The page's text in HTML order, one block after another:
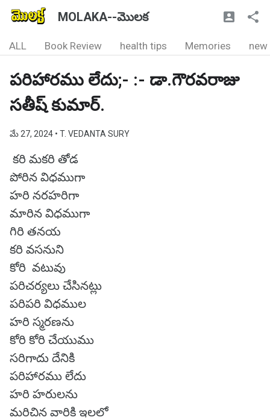
MOLAKA--మొలక
ALL Book Review health tips Memories new
పరిహారము లేదు;- :- డా.గౌరవరాజు
సతీష్ కుమార్.
మే 27, 2024 • T. VEDANTA SURY
కరి మకరి తోడ
పోరిన విధముగా
హరి నరహరిగా
మారిన విధముగా
గిరి తనయ
కరి వసనుని
కోరి వటువు
పరిచర్యలు చేసినట్లు
పరిపరి విధముల
హరి స్మరణను
కోరి కోరి చేయుము
సరిగాదు దేనికి
పరిహారము లేదు
హరి హరులను
మరిచిన వారికి ఇలలో